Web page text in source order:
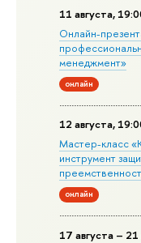
11 августа,
Онлайн-
менеджмент»
онлайн
12 августа,
Мастер-класс
инструмент
онлайн
17 августа – 21